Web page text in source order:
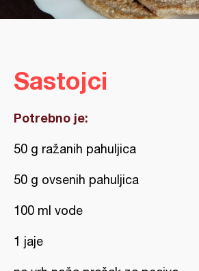
Sastojci
Potrebno je:
50 g ražanih pahuljica
50 g ovsenih pahuljica
100 ml vode
1 jaje